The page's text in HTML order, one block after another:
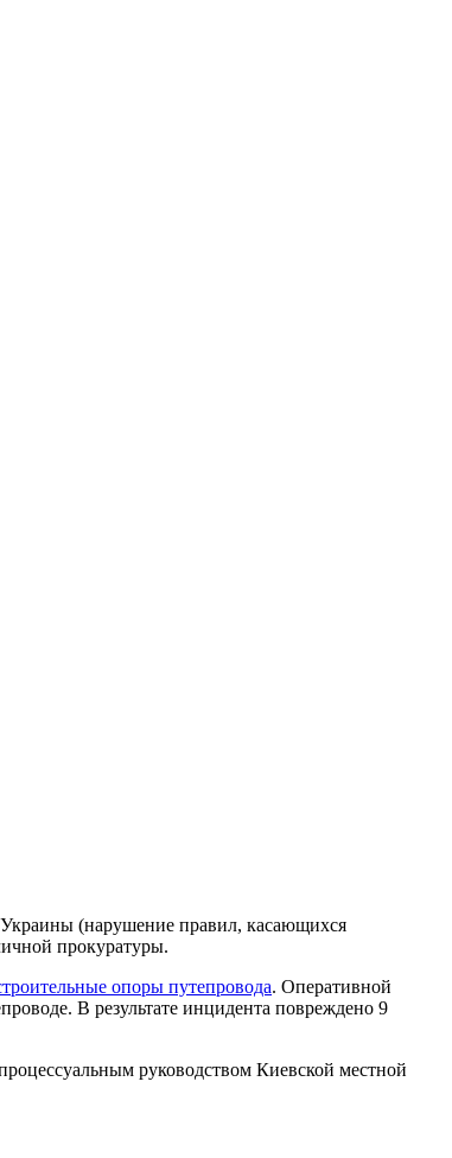
Украины (нарушение правил, касающихся
прокуратуры.
опоры путепровода. Оперативной
В результате инцидента повреждено 9
руководством Киевской местной